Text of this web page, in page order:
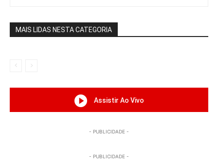
MAIS LIDAS NESTA CATEGORIA
Assistir Ao Vivo
- PUBLICIDADE -
- PUBLICIDADE -